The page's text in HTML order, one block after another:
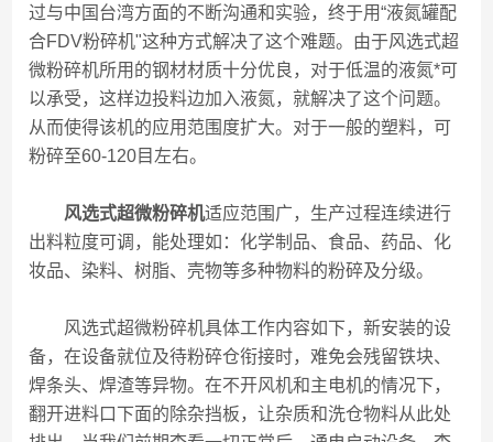
过与中国台湾方面的不断沟通和实验，终于用“液氮罐配
合FDV粉碎机"这种方式解决了这个难题。由于风选式超
微粉碎机所用的钢材材质十分优良，对于低温的液氮*可
以承受，这样边投料边加入液氮，就解决了这个问题。
从而使得该机的应用范围度扩大。对于一般的塑料，可
粉碎至60-120目左右。
风选式超微粉碎机适应范围广，生产过程连续进行
出料粒度可调，能处理如：化学制品、食品、药品、化
妆品、染料、树脂、壳物等多种物料的粉碎及分级。
风选式超微粉碎机具体工作内容如下，新安装的设
备，在设备就位及待粉碎仓衔接时，难免会残留铁块、
焊条头、焊渣等异物。在不开风机和主电机的情况下，
翻开进料口下面的除杂挡板，让杂质和洗仓物料从此处